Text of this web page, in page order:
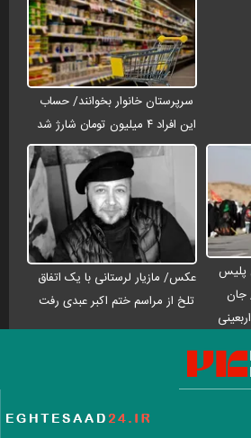
سرپرستان خانوار بخوانند/ حساب
این افراد ۴ میلیون تومان شارژ شد
پلیس
/ جان
عکس/ مازیار لرستانی با یک اتفاق
تلخ از مراسم ختم اکبر عبدی رفت